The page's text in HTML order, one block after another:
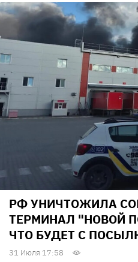
РФ УНИЧТОЖИЛА
ТЕРМИНАЛ "НОВОЙ
ЧТО БУДЕТ С
31 Июля 17:58